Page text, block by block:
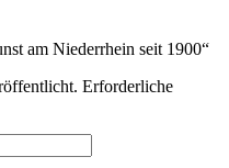
am Niederrhein seit 1900“
Erforderliche